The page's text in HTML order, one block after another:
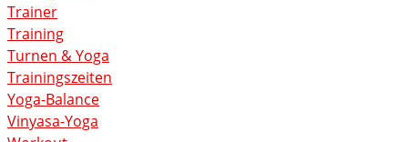
Trainer
Training
Turnen & Yoga
Trainingszeiten
Yoga-Balance
Vinyasa-Yoga